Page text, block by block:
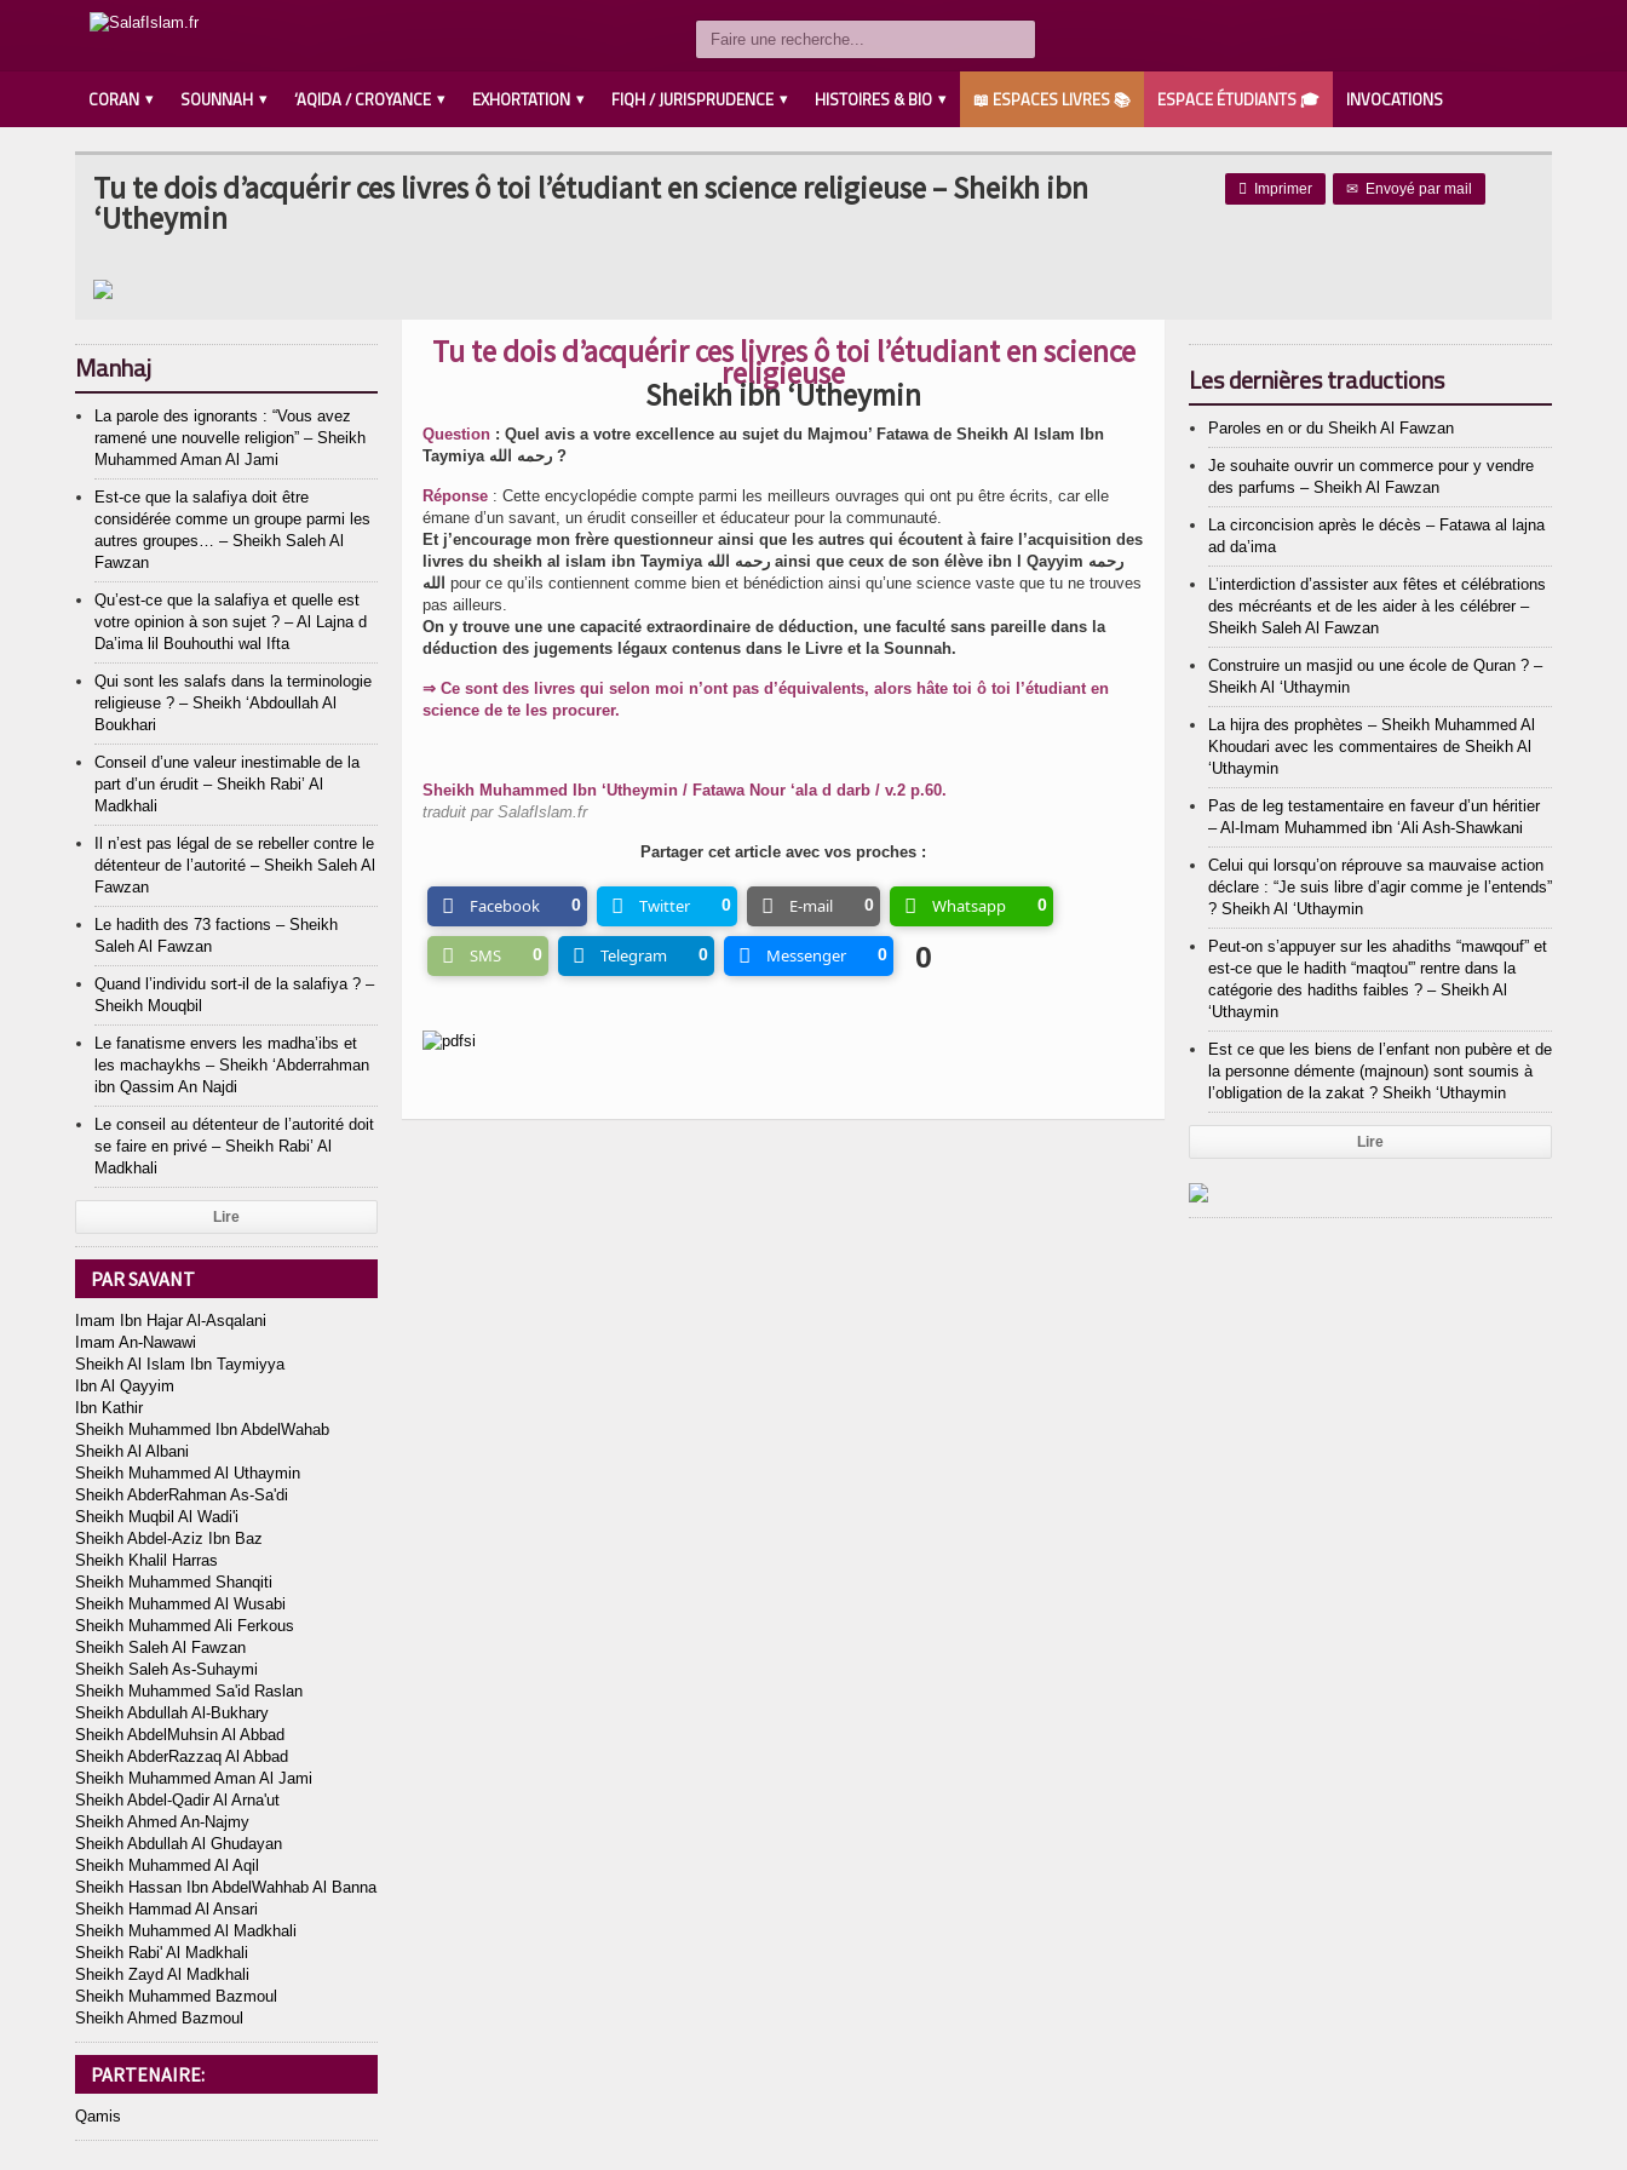
CORAN SOUNNAH ‘AQIDA / CROYANCE EXHORTATION FIQH / JURISPRUDENCE HISTOIRES & BIO 📖 ESPACES LIVRES 📚 ESPACE ÉTUDIANTS 🎓 INVOCATIONS
 Imprimer ✉ Envoyé par mail
Tu te dois d’acquérir ces livres ô toi l’étudiant en science religieuse – Sheikh ibn
‘Utheymin
Tu te dois d’acquérir ces livres ô toi l’étudiant en science
religieuse
Sheikh ibn ‘Utheymin
Question : Quel avis a votre excellence au sujet du Majmou’ Fatawa de Sheikh Al Islam Ibn
Taymiya رحمه الله ?
Réponse : Cette encyclopédie compte parmi les meilleurs ouvrages qui ont pu être écrits, car elle
émane d’un savant, un érudit conseiller et éducateur pour la communauté.
Et j’encourage mon frère questionneur ainsi que les autres qui écoutent à faire l’acquisition des
livres du sheikh al islam ibn Taymiya رحمه الله ainsi que ceux de son élève ibn l Qayyim رحمه
pour ce qu’ils contiennent comme bien et bénédiction ainsi qu’une science vaste que tu ne trouves
pas ailleurs.
On y trouve une une capacité extraordinaire de déduction, une faculté sans pareille dans la
déduction des jugements légaux contenus dans le Livre et la Sounnah.
⇒ Ce sont des livres qui selon moi n’ont pas d’équivalents, alors hâte toi ô toi l’étudiant en
science de te les procurer.
Sheikh Muhammed Ibn ‘Utheymin / Fatawa Nour ‘ala d darb / v.2 p.60.
traduit par SalafIslam.fr
Partager cet article avec vos proches :
Facebook 0 Twitter 0 E-mail 0 Whatsapp 0
SMS 0 Telegram 0 Messenger 0 0
Manhaj
La parole des ignorants : “Vous avez
ramené une nouvelle religion” – Sheikh
Muhammed Aman Al Jami
Est-ce que la salafiya doit être
considérée comme un groupe parmi les
autres groupes… – Sheikh Saleh Al
Fawzan
Qu’est-ce que la salafiya et quelle est
votre opinion à son sujet ? – Al Lajna d
Da’ima lil Bouhouthi wal Ifta
Qui sont les salafs dans la terminologie
religieuse ? – Sheikh ‘Abdoullah Al
Boukhari
Conseil d’une valeur inestimable de la
part d’un érudit – Sheikh Rabi’ Al
Madkhali
Il n’est pas légal de se rebeller contre le
détenteur de l’autorité – Sheikh Saleh Al
Fawzan
Le hadith des 73 factions – Sheikh
Saleh Al Fawzan
Quand l’individu sort-il de la salafiya ? –
Sheikh Mouqbil
Le fanatisme envers les madha’ibs et
les machaykhs – Sheikh ‘Abderrahman
ibn Qassim An Najdi
Le conseil au détenteur de l’autorité doit
se faire en privé – Sheikh Rabi’ Al
Madkhali
Lire
PAR SAVANT
Imam Ibn Hajar Al-Asqalani
Imam An-Nawawi
Sheikh Al Islam Ibn Taymiyya
Ibn Al Qayyim
Ibn Kathir
Sheikh Muhammed Ibn AbdelWahab
Sheikh Al Albani
Sheikh Muhammed Al Uthaymin
Sheikh AbderRahman As-Sa'di
Sheikh Muqbil Al Wadi'i
Sheikh Abdel-Aziz Ibn Baz
Sheikh Khalil Harras
Sheikh Muhammed Shanqiti
Sheikh Muhammed Al Wusabi
Sheikh Muhammed Ali Ferkous
Sheikh Saleh Al Fawzan
Sheikh Saleh As-Suhaymi
Sheikh Muhammed Sa'id Raslan
Sheikh Abdullah Al-Bukhary
Sheikh AbdelMuhsin Al Abbad
Sheikh AbderRazzaq Al Abbad
Sheikh Muhammed Aman Al Jami
Sheikh Abdel-Qadir Al Arna'ut
Sheikh Ahmed An-Najmy
Sheikh Abdullah Al Ghudayan
Sheikh Muhammed Al Aqil
Sheikh Hassan Ibn AbdelWahhab Al Banna
Sheikh Hammad Al Ansari
Sheikh Muhammed Al Madkhali
Sheikh Rabi' Al Madkhali
Sheikh Zayd Al Madkhali
Sheikh Muhammed Bazmoul
Sheikh Ahmed Bazmoul
PARTENAIRE:
Qamis
Les dernières traductions
Paroles en or du Sheikh Al Fawzan
Je souhaite ouvrir un commerce pour y vendre
des parfums – Sheikh Al Fawzan
La circoncision après le décès – Fatawa al lajna
ad da’ima
L’interdiction d’assister aux fêtes et célébrations
des mécréants et de les aider à les célébrer –
Sheikh Saleh Al Fawzan
Construire un masjid ou une école de Quran ? –
Sheikh Al ‘Uthaymin
La hijra des prophètes – Sheikh Muhammed Al
Khoudari avec les commentaires de Sheikh Al
‘Uthaymin
Pas de leg testamentaire en faveur d’un héritier
– Al-Imam Muhammed ibn ‘Ali Ash-Shawkani
Celui qui lorsqu’on réprouve sa mauvaise action
déclare : “Je suis libre d’agir comme je l’entends”
? Sheikh Al ‘Uthaymin
Peut-on s’appuyer sur les ahadiths “mawqouf” et
est-ce que le hadith “maqtou'” rentre dans la
catégorie des hadiths faibles ? – Sheikh Al
‘Uthaymin
Est ce que les biens de l’enfant non pubère et de
la personne démente (majnoun) sont soumis à
l’obligation de la zakat ? Sheikh ‘Uthaymin
Lire